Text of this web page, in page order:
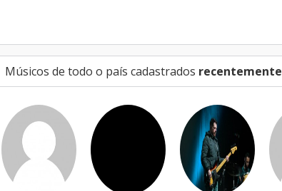
Músicos de todo o país cadastrados recentemente